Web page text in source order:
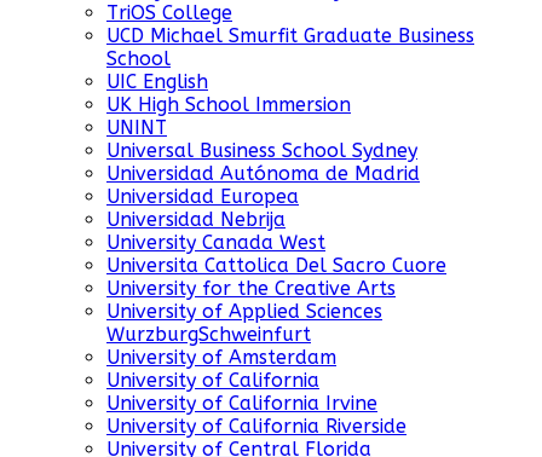
TriOS College
UCD Michael Smurfit Graduate Business
School
UIC English
UK High School Immersion
UNINT
Universal Business School Sydney
Universidad Autónoma de Madrid
Universidad Europea
Universidad Nebrija
University Canada West
Universita Cattolica Del Sacro Cuore
University for the Creative Arts
University of Applied Sciences
WurzburgSchweinfurt
University of Amsterdam
University of California
University of California Irvine
University of California Riverside
University of Central Florida